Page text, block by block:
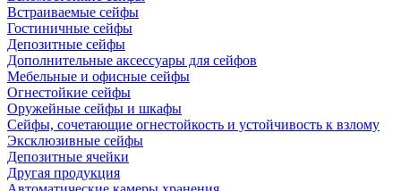
Встраиваемые сейфы
Гостиничные сейфы
Депозитные сейфы
Дополнительные аксессуары для сейфов
Мебельные и офисные сейфы
Огнестойкие сейфы
Оружейные сейфы и шкафы
Сейфы, сочетающие огнестойкость и устойчивость к взлому
Эксклюзивные сейфы
Депозитные ячейки
Другая продукция